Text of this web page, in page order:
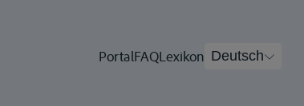
PortalFAQLexikon Deutsch